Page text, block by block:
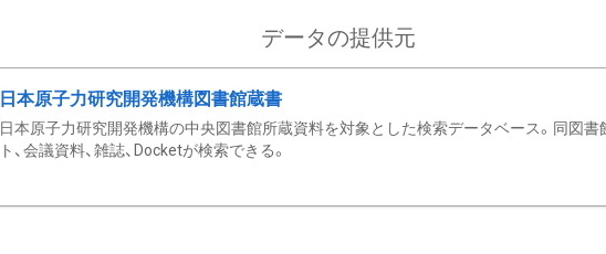
データの提供元
日本原子力研究開発機構図書館蔵書
日本原子力研究開発機構の中央図書館所蔵資料を対象とした検索データベース。同図書
ト、会議資料、雑誌、Docketが検索できる。